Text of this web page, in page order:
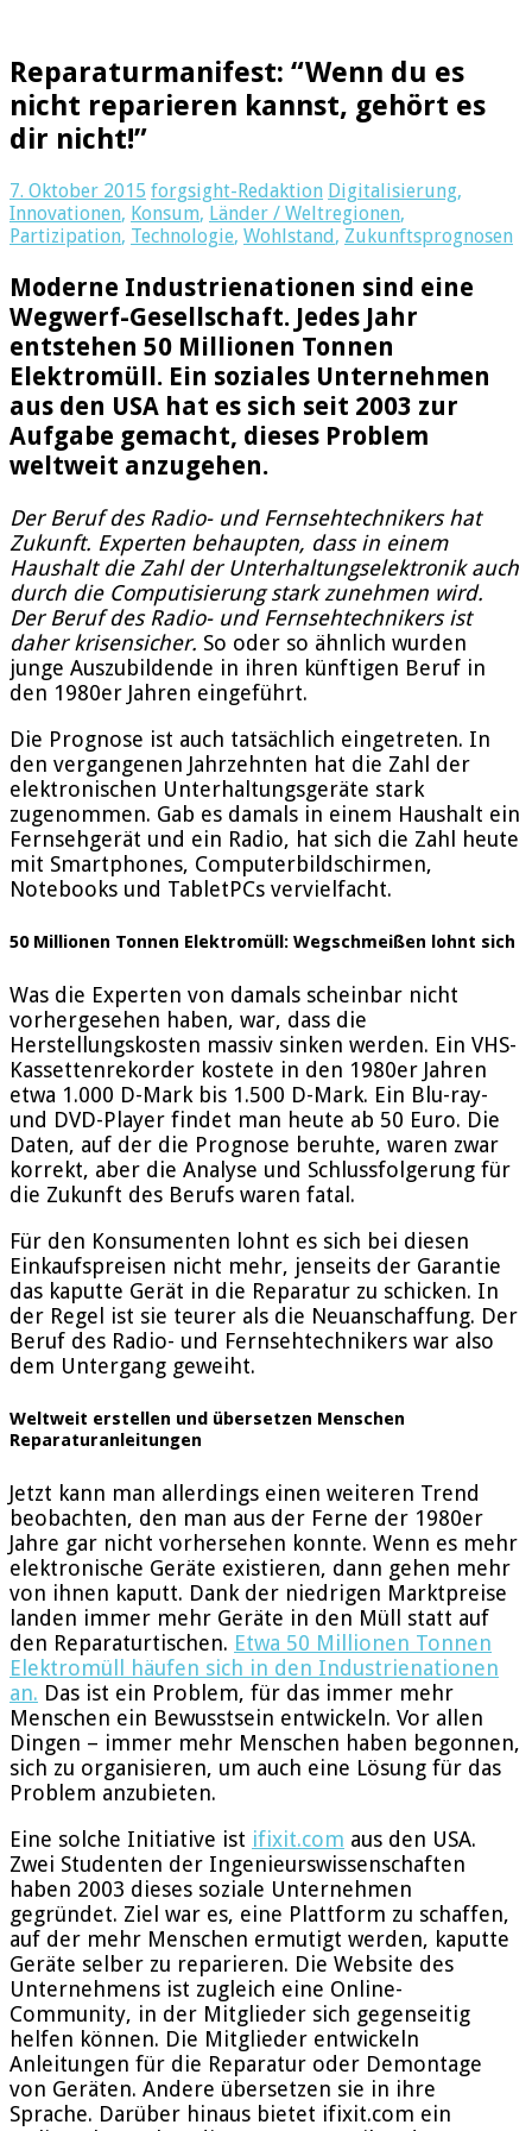
Reparaturmanifest: “Wenn du es
nicht reparieren kannst, gehört es
dir nicht!”
7. Oktober 2015 forgsight-Redaktion Digitalisierung,
Innovationen, Konsum, Länder / Weltregionen,
Partizipation, Technologie, Wohlstand, Zukunftsprognosen
Moderne Industrienationen sind eine
Wegwerf-Gesellschaft. Jedes Jahr
entstehen 50 Millionen Tonnen
Elektromüll. Ein soziales Unternehmen
aus den USA hat es sich seit 2003 zur
Aufgabe gemacht, dieses Problem
weltweit anzugehen.
Der Beruf des Radio- und Fernsehtechnikers hat
Zukunft. Experten behaupten, dass in einem
Haushalt die Zahl der Unterhaltungselektronik auch
durch die Computisierung stark zunehmen wird.
Der Beruf des Radio- und Fernsehtechnikers ist
daher krisensicher. So oder so ähnlich wurden
junge Auszubildende in ihren künftigen Beruf in
den 1980er Jahren eingeführt.
Die Prognose ist auch tatsächlich eingetreten. In
den vergangenen Jahrzehnten hat die Zahl der
elektronischen Unterhaltungsgeräte stark
zugenommen. Gab es damals in einem Haushalt ein
Fernsehgerät und ein Radio, hat sich die Zahl heute
mit Smartphones, Computerbildschirmen,
Notebooks und TabletPCs vervielfacht.
50 Millionen Tonnen Elektromüll: Wegschmeißen lohnt sich
Was die Experten von damals scheinbar nicht
vorhergesehen haben, war, dass die
Herstellungskosten massiv sinken werden. Ein VHS-
Kassettenrekorder kostete in den 1980er Jahren
etwa 1.000 D-Mark bis 1.500 D-Mark. Ein Blu-ray-
und DVD-Player findet man heute ab 50 Euro. Die
Daten, auf der die Prognose beruhte, waren zwar
korrekt, aber die Analyse und Schlussfolgerung für
die Zukunft des Berufs waren fatal.
Für den Konsumenten lohnt es sich bei diesen
Einkaufspreisen nicht mehr, jenseits der Garantie
das kaputte Gerät in die Reparatur zu schicken. In
der Regel ist sie teurer als die Neuanschaffung. Der
Beruf des Radio- und Fernsehtechnikers war also
dem Untergang geweiht.
Weltweit erstellen und übersetzen Menschen
Reparaturanleitungen
Jetzt kann man allerdings einen weiteren Trend
beobachten, den man aus der Ferne der 1980er
Jahre gar nicht vorhersehen konnte. Wenn es mehr
elektronische Geräte existieren, dann gehen mehr
von ihnen kaputt. Dank der niedrigen Marktpreise
landen immer mehr Geräte in den Müll statt auf
den Reparaturtischen. Etwa 50 Millionen Tonnen
Elektromüll häufen sich in den Industrienationen
an. Das ist ein Problem, für das immer mehr
Menschen ein Bewusstsein entwickeln. Vor allen
Dingen – immer mehr Menschen haben begonnen,
sich zu organisieren, um auch eine Lösung für das
Problem anzubieten.
Eine solche Initiative ist ifixit.com aus den USA.
Zwei Studenten der Ingenieurswissenschaften
haben 2003 dieses soziale Unternehmen
gegründet. Ziel war es, eine Plattform zu schaffen,
auf der mehr Menschen ermutigt werden, kaputte
Geräte selber zu reparieren. Die Website des
Unternehmens ist zugleich eine Online-
Community, in der Mitglieder sich gegenseitig
helfen können. Die Mitglieder entwickeln
Anleitungen für die Reparatur oder Demontage
von Geräten. Andere übersetzen sie in ihre
Sprache. Darüber hinaus bietet ifixit.com ein